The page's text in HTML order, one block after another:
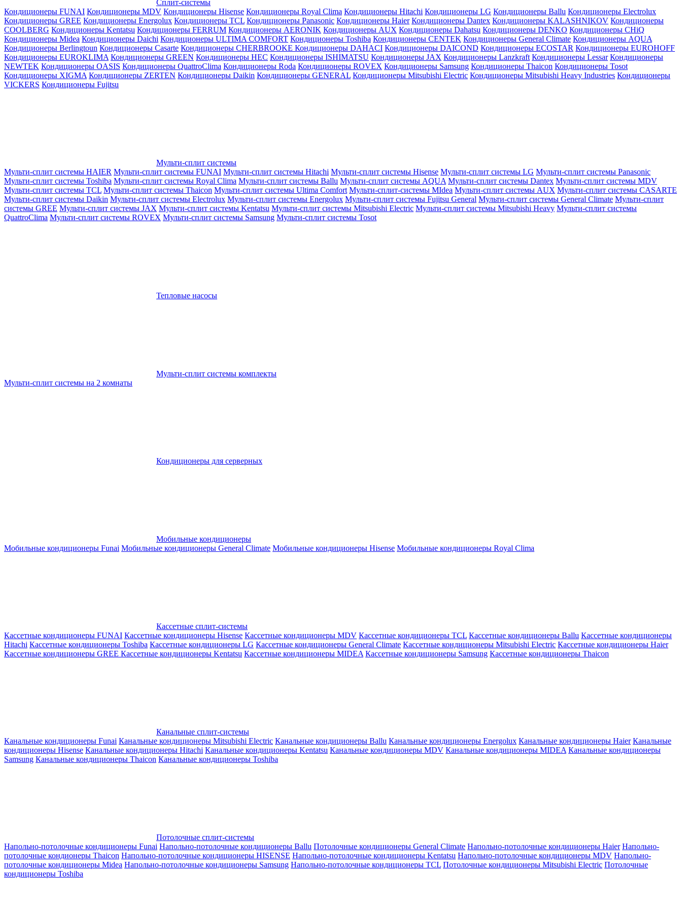
Сплит-системы
Кондиционеры FUNAI Кондиционеры MDV Кондиционеры Hisense Кондиционеры Royal Clima Кондиционеры Hitachi Кондиционеры LG Кондиционеры Ballu Кондиционеры Electrolux
Кондиционеры GREE Кондиционеры Energolux Кондиционеры TCL Кондиционеры Panasonic Кондиционеры Haier Кондиционеры Dantex Кондиционеры KALASHNIKOV Кондиционеры
СOOLBERG Кондиционеры Kentatsu Кондиционеры FERRUM Кондиционеры AERONIK Кондиционеры AUX Кондиционеры Dahatsu Кондиционеры DENKO Кондиционеры CHiQ
Кондиционеры Midea Кондиционеры Daichi Кондиционеры ULTIMA COMFORT Кондиционеры Toshiba Кондиционеры CENTEK Кондиционеры General Climate Кондиционеры AQUA
Кондиционеры Berlingtoun Кондиционеры Casarte Кондиционеры CHERBROOKE Кондиционеры DAHACI Кондиционеры DAICOND Кондиционеры ECOSTAR Кондиционеры EUROHOFF
Кондиционеры EUROKLIMA Кондиционеры GREEN Кондиционеры HEC Кондиционеры ISHIMATSU Кондиционеры JAX Кондиционеры Lanzkraft Кондиционеры Lessar Кондиционеры
NEWTEK Кондиционеры OASIS Кондиционеры QuattroClima Кондиционеры Roda Кондиционеры ROVEX Кондиционеры Samsung Кондиционеры Thaicon Кондиционеры Tosot
Кондиционеры XIGMA Кондиционеры ZERTEN Кондиционеры Daikin Кондиционеры GENERAL Кондиционеры Mitsubishi Electric Кондиционеры Mitsubishi Heavy Industries Кондиционеры
VICKERS Кондиционеры Fujitsu
Мульти-сплит системы
Мульти-сплит системы HAIER Мульти-сплит системы FUNAI Мульти-сплит системы Hitachi Мульти-сплит системы Hisense Мульти-сплит системы LG Мульти-сплит системы Panasonic
Мульти-сплит системы Toshiba Мульти-сплит системы Royal Clima Мульти-сплит системы Ballu Мульти-сплит системы AQUA Мульти-сплит системы Dantex Мульти-сплит системы MDV
Мульти-сплит системы TCL Мульти-сплит системы Thaicon Мульти-сплит системы Ultima Comfort Мульти-сплит-системы MIdea Мульти-сплит системы AUX Мульти-сплит системы CASARTE
Мульти-сплит системы Daikin Мульти-сплит системы Electrolux Мульти-сплит системы Energolux Мульти-сплит системы Fujitsu General Мульти-сплит системы General Climate Мульти-сплит
системы GREE Мульти-сплит системы JAX Мульти-сплит системы Kentatsu Мульти-сплит системы Mitsubishi Electric Мульти-сплит системы Mitsubishi Heavy Мульти-сплит системы
QuattroClima Мульти-сплит системы ROVEX Мульти-сплит системы Samsung Мульти-сплит системы Tosot
Тепловые насосы
Мульти-сплит системы комплекты
Мульти-сплит системы на 2 комнаты
Кондиционеры для серверных
Мобильные кондиционеры
Мобильные кондиционеры Funai Мобильные кондиционеры General Climate Мобильные кондиционеры Hisense Мобильные кондиционеры Royal Clima
Кассетные сплит-системы
Кассетные кондиционеры FUNAI Кассетные кондиционеры Hisense Кассетные кондиционеры MDV Кассетные кондиционеры TCL Кассетные кондиционеры Ballu Кассетные кондиционеры
Hitachi Кассетные кондиционеры Toshiba Кассетные кондиционеры LG Кассетные кондиционеры General Climate Кассетные кондиционеры Mitsubishi Electric Кассетные кондиционеры Haier
Кассетные кондиционеры GREE Кассетные кондиционеры Kentatsu Кассетные кондиционеры MIDEA Кассетные кондиционеры Samsung Кассетные кондиционеры Thaicon
Канальные сплит-системы
Канальные кондиционеры Funai Канальные кондиционеры Mitsubishi Electric Канальные кондиционеры Ballu Канальные кондиционеры Energolux Канальные кондиционеры Haier Канальные
кондиционеры Hisense Канальные кондиционеры Hitachi Канальные кондиционеры Kentatsu Канальные кондиционеры MDV Канальные кондиционеры MIDEA Канальные кондиционеры
Samsung Канальные кондиционеры Thaicon Канальные кондиционеры Toshiba
Потолочные сплит-системы
Напольно-потолочные кондиционеры Funai Напольно-потолочные кондиционеры Ballu Потолочные кондиционеры General Climate Напольно-потолочные кондиционеры Haier Напольно-
потолочные кондионеры Thaicon Напольно-потолочные кондиционеры HISENSE Напольно-потолочные кондиционеры Kentatsu Напольно-потолочные кондиционеры MDV Напольно-
потолочные кондиционеры Midea Напольно-потолочные кондиционеры Samsung Напольно-потолочные кондиционеры TCL Потолочные кондиционеры Mitsubishi Electric Потолочные
кондиционеры Toshiba